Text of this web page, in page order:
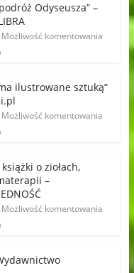
Odyseusza” –
Możliwość komentowania
ilustrowane sztuką”
Możliwość komentowania
o ziołach,
–
Możliwość komentowania